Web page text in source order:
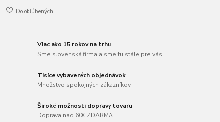
Do obľúbených
Viac ako 15 rokov na trhu
Sme slovenská firma a sme tu stále pre vás
Tisíce vybavených objednávok
Množstvo spokojných zákazníkov
Široké možnosti dopravy tovaru
Doprava nad 60€ ZDARMA